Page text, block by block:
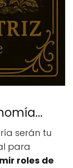
serán tu
para
roles de